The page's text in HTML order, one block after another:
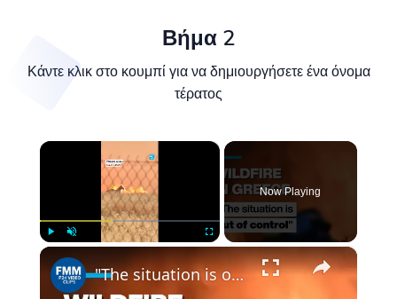
Βήμα 2
Κάντε κλικ στο κουμπί για να δημιουργήσετε ένα όνομα
τέρατος
×
Now Playing
×
"The situation is out of control": Greek firefighters battle wildfire for fourth day